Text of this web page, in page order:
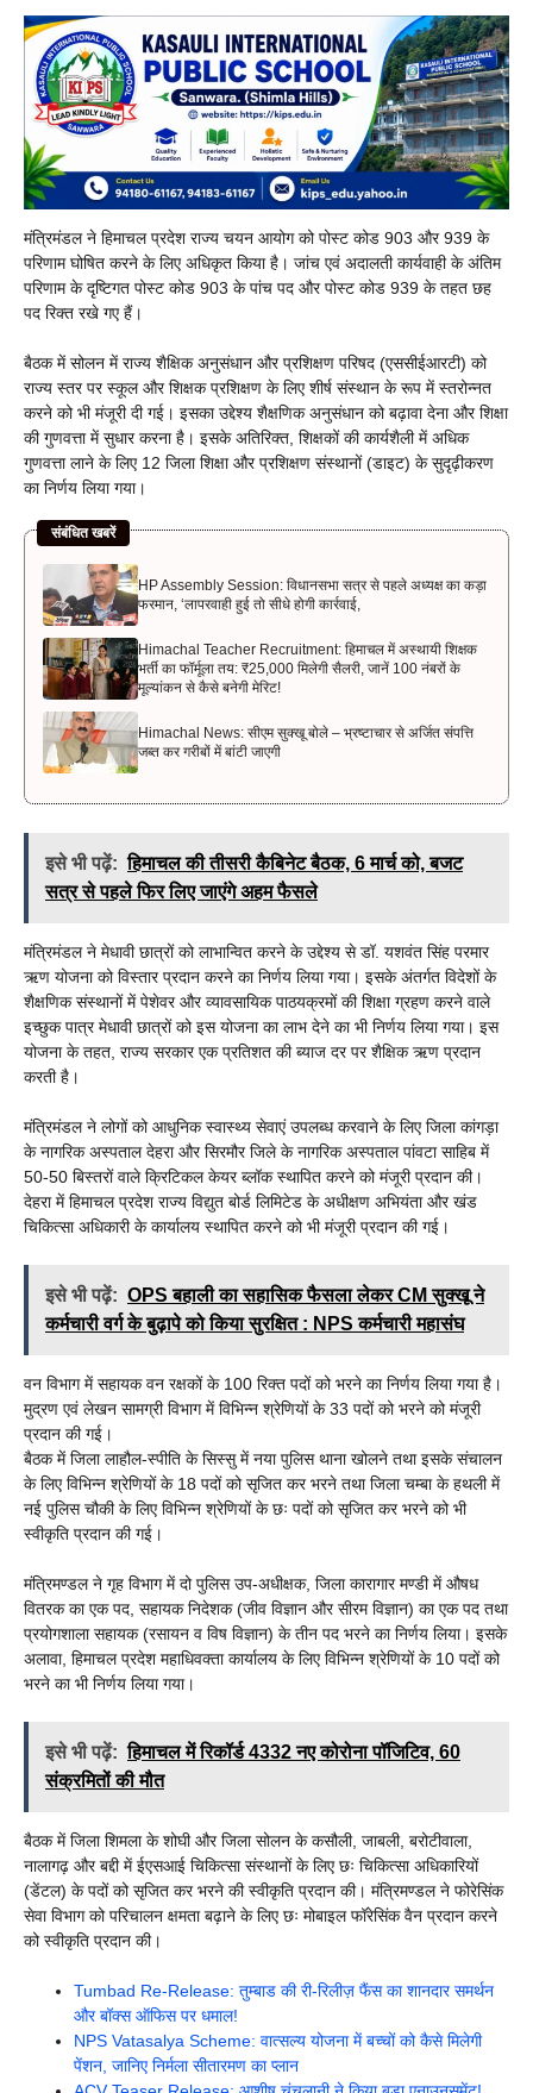
मंत्रिमंडल ने हिमाचल प्रदेश राज्य चयन आयोग को पोस्ट कोड 903 और 939 के
परिणाम घोषित करने के लिए अधिकृत किया है। जांच एवं अदालती कार्यवाही के अंतिम
परिणाम के दृष्टिगत पोस्ट कोड 903 के पांच पद और पोस्ट कोड 939 के तहत छह
पद रिक्त रखे गए हैं।
बैठक में सोलन में राज्य शैक्षिक अनुसंधान और प्रशिक्षण परिषद (एससीईआरटी) को
राज्य स्तर पर स्कूल और शिक्षक प्रशिक्षण के लिए शीर्ष संस्थान के रूप में स्तरोन्नत
करने को भी मंजूरी दी गई। इसका उद्देश्य शैक्षणिक अनुसंधान को बढ़ावा देना और शिक्षा
की गुणवत्ता में सुधार करना है। इसके अतिरिक्त, शिक्षकों की कार्यशैली में अधिक
गुणवत्ता लाने के लिए 12 जिला शिक्षा और प्रशिक्षण संस्थानों (डाइट) के सुदृढ़ीकरण
का निर्णय लिया गया।
संबंधित खबरें
HP Assembly Session: विधानसभा सत्र से पहले अध्यक्ष का कड़ा
फरमान, ‘लापरवाही हुई तो सीधे होगी कार्रवाई,
Himachal Teacher Recruitment: हिमाचल में अस्थायी शिक्षक
भर्ती का फॉर्मूला तय: ₹25,000 मिलेगी सैलरी, जानें 100 नंबरों के
मूल्यांकन से कैसे बनेगी मेरिट!
Himachal News: सीएम सुक्खू बोले – भ्रष्टाचार से अर्जित संपत्ति
जब्त कर गरीबों में बांटी जाएगी
इसे भी पढ़ें: हिमाचल की तीसरी कैबिनेट बैठक, 6 मार्च को, बजट
सत्र से पहले फिर लिए जाएंगे अहम फैसले
मंत्रिमंडल ने मेधावी छात्रों को लाभान्वित करने के उद्देश्य से डॉ. यशवंत सिंह परमार
ऋण योजना को विस्तार प्रदान करने का निर्णय लिया गया। इसके अंतर्गत विदेशों के
शैक्षणिक संस्थानों में पेशेवर और व्यावसायिक पाठयक्रमों की शिक्षा ग्रहण करने वाले
इच्छुक पात्र मेधावी छात्रों को इस योजना का लाभ देने का भी निर्णय लिया गया। इस
योजना के तहत, राज्य सरकार एक प्रतिशत की ब्याज दर पर शैक्षिक ऋण प्रदान
करती है।
मंत्रिमंडल ने लोगों को आधुनिक स्वास्थ्य सेवाएं उपलब्ध करवाने के लिए जिला कांगड़ा
के नागरिक अस्पताल देहरा और सिरमौर जिले के नागरिक अस्पताल पांवटा साहिब में
50-50 बिस्तरों वाले क्रिटिकल केयर ब्लॉक स्थापित करने को मंजूरी प्रदान की।
देहरा में हिमाचल प्रदेश राज्य विद्युत बोर्ड लिमिटेड के अधीक्षण अभियंता और खंड
चिकित्सा अधिकारी के कार्यालय स्थापित करने को भी मंजूरी प्रदान की गई।
इसे भी पढ़ें: OPS बहाली का सहासिक फैसला लेकर CM सुक्खू ने
कर्मचारी वर्ग के बुढ़ापे को किया सुरक्षित : NPS कर्मचारी महासंघ
वन विभाग में सहायक वन रक्षकों के 100 रिक्त पदों को भरने का निर्णय लिया गया है।
मुद्रण एवं लेखन सामग्री विभाग में विभिन्न श्रेणियों के 33 पदों को भरने को मंजूरी
प्रदान की गई।
बैठक में जिला लाहौल-स्पीति के सिस्सु में नया पुलिस थाना खोलने तथा इसके संचालन
के लिए विभिन्न श्रेणियों के 18 पदों को सृजित कर भरने तथा जिला चम्बा के हथली में
नई पुलिस चौकी के लिए विभिन्न श्रेणियों के छः पदों को सृजित कर भरने को भी
स्वीकृति प्रदान की गई।
मंत्रिमण्डल ने गृह विभाग में दो पुलिस उप-अधीक्षक, जिला कारागार मण्डी में औषध
वितरक का एक पद, सहायक निदेशक (जीव विज्ञान और सीरम विज्ञान) का एक पद तथा
प्रयोगशाला सहायक (रसायन व विष विज्ञान) के तीन पद भरने का निर्णय लिया। इसके
अलावा, हिमाचल प्रदेश महाधिवक्ता कार्यालय के लिए विभिन्न श्रेणियों के 10 पदों को
भरने का भी निर्णय लिया गया।
इसे भी पढ़ें: हिमाचल में रिकॉर्ड 4332 नए कोरोना पॉजिटिव, 60
संक्रमितों की मौत
बैठक में जिला शिमला के शोघी और जिला सोलन के कसौली, जाबली, बरोटीवाला,
नालागढ़ और बद्दी में ईएसआई चिकित्सा संस्थानों के लिए छः चिकित्सा अधिकारियों
(डेंटल) के पदों को सृजित कर भरने की स्वीकृति प्रदान की। मंत्रिमण्डल ने फोरेसिंक
सेवा विभाग को परिचालन क्षमता बढ़ाने के लिए छः मोबाइल फॉरेसिंक वैन प्रदान करने
को स्वीकृति प्रदान की।
Tumbad Re-Release: तुम्बाड की री-रिलीज़ फैंस का शानदार समर्थन
और बॉक्स ऑफिस पर धमाल!
NPS Vatasalya Scheme: वात्सल्य योजना में बच्चों को कैसे मिलेगी
पेंशन, जानिए निर्मला सीतारमण का प्लान